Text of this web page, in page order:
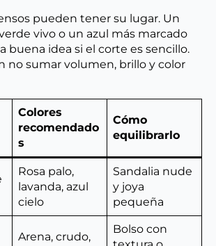
pueden tener su lugar. Un
vivo o un azul más marcado
buena idea si el corte es sencillo.
no sumar volumen, brillo y color
Colores
recomendado
s
Cómo
equilibrarlo
Rosa palo,
lavanda, azul
cielo
Sandalia nude
y joya
pequeña
Arena, crudo,
Bolso con